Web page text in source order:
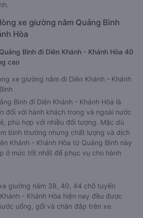
xe giường nằm Quảng Bình
Hòa
Bình đi Diên Khánh - Khánh Hòa 40
cao
xe giường nằm đi Diên Khánh - Khánh
Bình đi Diên Khánh - Khánh Hòa là
đối với hành khách trong và ngoài nước
phù hợp với nhiều đối tượng. Mặc dù
bình thường nhưng chất lượng và dịch
Khánh - Khánh Hòa từ Quảng Bình này
ở mức tốt nhất để phục vụ cho hành
giường nằm 38, 40, 44 chỗ tuyến
- Khánh Hòa hiện nay đều được
uống, gối và chăn đắp trên xe.